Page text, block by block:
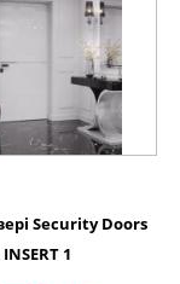
Security Doors
INSERT 1